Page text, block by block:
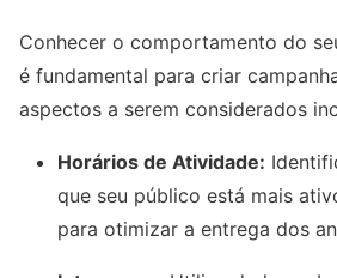
Conhecer o comportamento do
é fundamental para criar
aspectos a serem considerados
Horários de Atividade:
que seu público está mais
para otimizar a entrega dos